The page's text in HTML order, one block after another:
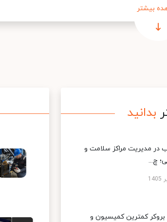
بیشتر
بدانید
در مدیریت مراکز سلامت و
چ...
بروکر کمترین کمیسیون و